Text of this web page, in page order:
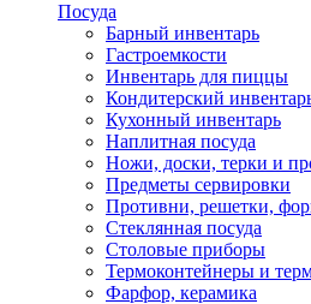
Посуда
Барный инвентарь
Гастроемкости
Инвентарь для пиццы
Кондитерский
Кухонный инвентарь
Наплитная посуда
Ножи, доски, терки и
Предметы сервировки
Противни, решетки,
Стеклянная посуда
Столовые приборы
Термоконтейнеры и
Фарфор, керамика